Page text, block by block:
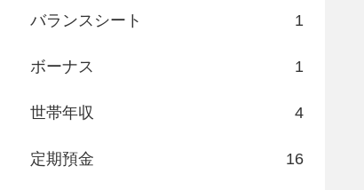
バランスシート 1
ボーナス 1
世帯年収 4
定期預金 16